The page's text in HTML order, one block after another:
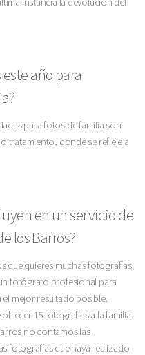
año para
para fotos de familia son
tratamiento, donde se refleje a
en un servicio de
los Barros?
que quieres muchas fotografías.
fotógrafo profesional para
mejor resultado posible.
15 fotografías a la familia.
no contamos las
fotografías que haya realizado